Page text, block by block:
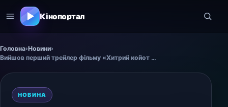
Кінопортал
Головна›Новини›
Вийшов перший трейлер фільму «Хитрий койот проти ACME» (Coyote vs. ACME)
НОВИНА